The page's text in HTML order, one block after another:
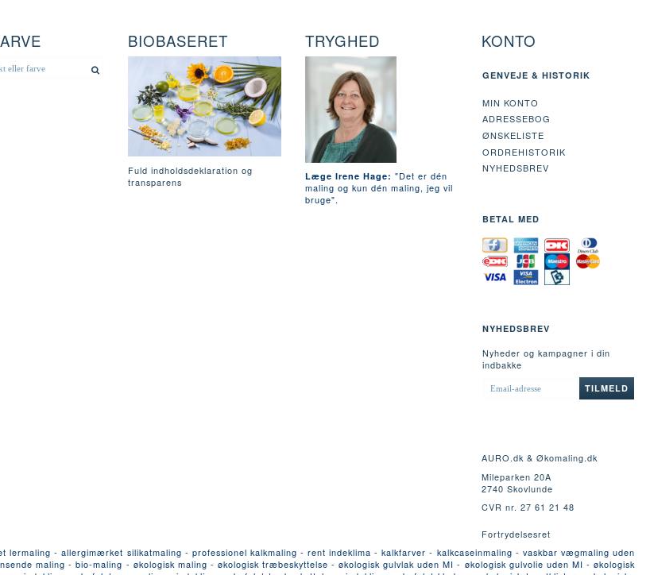
BIOBASERET
Fuld indholdsdeklaration og
transparens
TRYGHED
Læge Irene Hage: "Det er dén
maling og kun dén maling, jeg vil
bruge".
KONTO
GENVEJE & HISTORIK
MIN KONTO
ADRESSEBOG
ØNSKELISTE
ORDREHISTORIK
NYHEDSBREV
BETAL MED
NYHEDSBREV
Nyheder og kampagner i din
indbakke
EMAIL-
ADRESSE
TILMELD
AURO.dk & Økomaling.dk
Mileparken 20A
2740 Skovlunde
CVR nr. 27 61 21 48
Fortrydelsesret
- allergimærket silikatmaling - professionel kalkmaling - rent indeklima - kalkfarver - kalkcaseinmaling - vaskbar vægmaling uden
maling - bio-maling - økologisk maling - økologisk træbeskyttelse - økologisk gulvlak uden MI - økologisk gulvolie uden MI - økologisk